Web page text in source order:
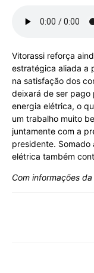
Vitorassi reforça
estratégica aliada a
na satisfação dos
deixará de ser pago
energia elétrica, o
um trabalho muito
juntamente com a
presidente. Somado
elétrica também
Com informações